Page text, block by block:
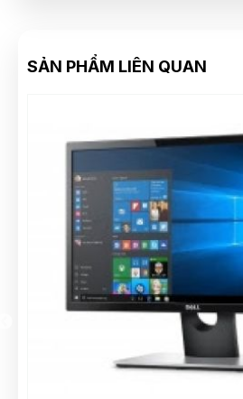
SẢN PHẨM LIÊN QUAN